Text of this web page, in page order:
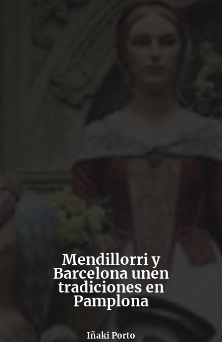
Mendillorri y
Barcelona unen
tradiciones en
Pamplona
Iñaki Porto